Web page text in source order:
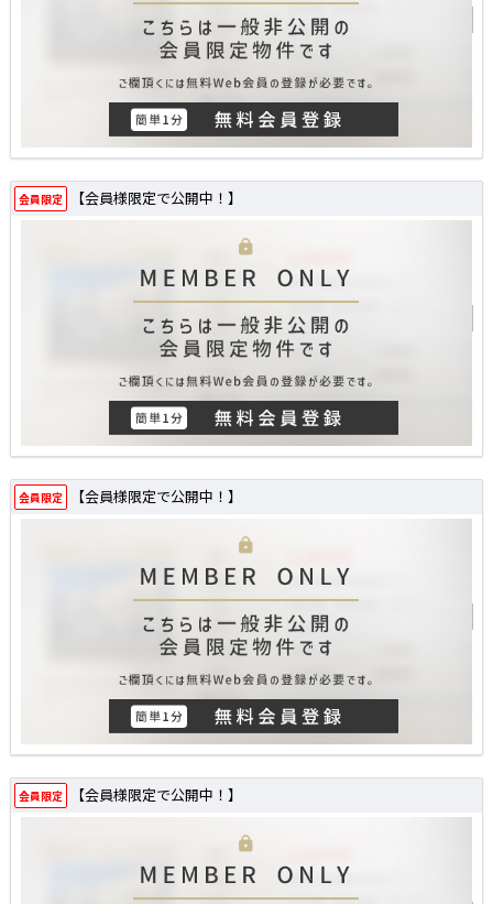
会員限定 【会員様限定で公開中！】
会員限定 【会員様限定で公開中！】
会員限定 【会員様限定で公開中！】